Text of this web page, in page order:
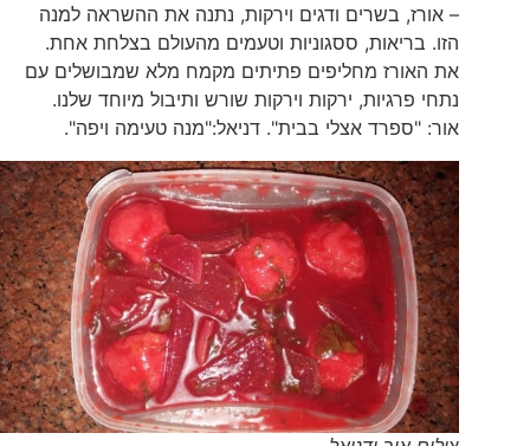
– אורז, בשרים ודגים וירקות, נתנה את ההשראה למנה
הזו. בריאות, ססגוניות וטעמים מהעולם בצלחת אחת.
את האורז מחליפים פתיתים מקמח מלא שמבושלים עם
נתחי פרגיות, ירקות וירקות שורש ותיבול מיוחד שלנו.
אור: "ספרד אצלי בבית". דניאל:"מנה טעימה ויפה".